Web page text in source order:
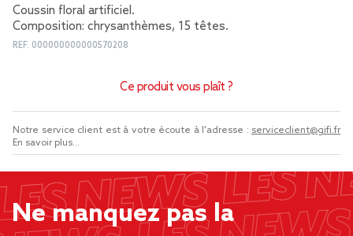
Coussin floral artificiel.
Composition: chrysanthèmes, 15 têtes.
REF. 000000000000570208
Ce produit vous plaît ?
Notre service client est à votre écoute à l'adresse : serviceclient@gifi.fr
En savoir plus...
Ne manquez pas la